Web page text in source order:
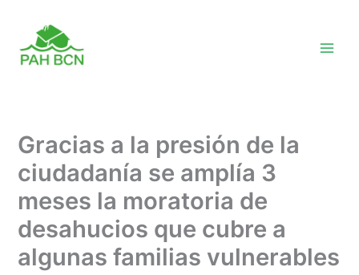
content
Gracias a la presión de la
ciudadanía se amplía 3
meses la moratoria de
desahucios que cubre a
algunas familias vulnerables